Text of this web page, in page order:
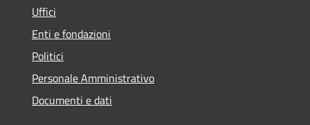
Uffici
Enti e fondazioni
Politici
Personale Amministrativo
Documenti e dati